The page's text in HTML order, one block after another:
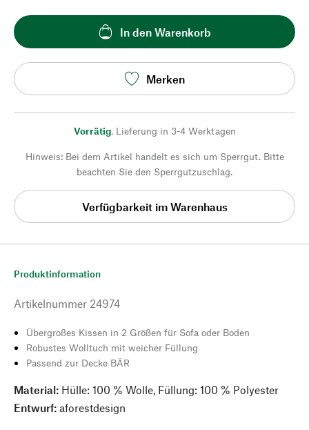
In den Warenkorb
Merken
Vorrätig, Lieferung in 3-4 Werktagen
Hinweis: Bei dem Artikel handelt es sich um Sperrgut. Bitte
beachten Sie den Sperrgutzuschlag.
Verfügbarkeit im Warenhaus
Produktinformation
Artikelnummer 24974
Übergroßes Kissen in 2 Größen für Sofa oder Boden
Robustes Wolltuch mit weicher Füllung
Passend zur Decke BÄR
Material: Hülle: 100 % Wolle, Füllung: 100 % Polyester
Entwurf: aforestdesign